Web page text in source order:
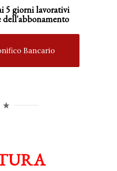
5 giorni lavorativi
dell'abbonamento
Bancario